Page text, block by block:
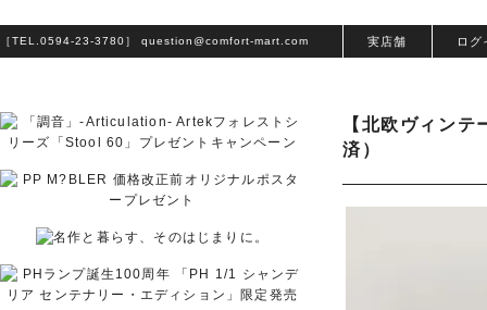
［TEL. 0594-23-3780］ question@comfort-mart.com 実店舗 ログ
【北欧ヴィン
済）